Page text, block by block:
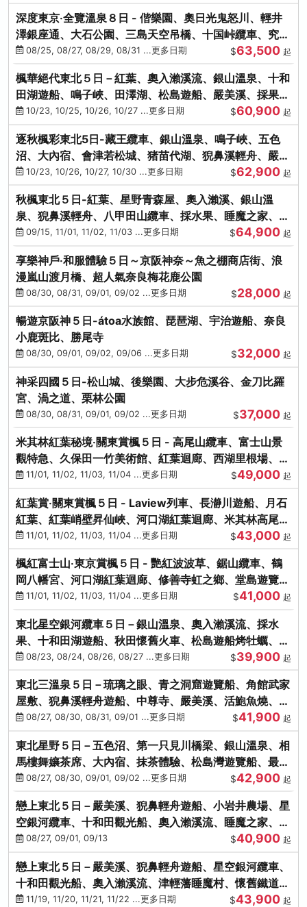
深度東京‧全覽溫泉８日 - 偕樂園、奧日光鬼怒川、輕井
澤銀座通、大石公園、三島天空吊橋、十国峠纜車、究極
海鮮食べ放題
08/25, 08/27, 08/29, 08/31 ...更多日期 $63,500 起
楓華絕代東北５日－紅葉、奧入瀨溪流、銀山溫泉、十和
田湖遊船、鳴子峽、田澤湖、松島遊船、嚴美溪、採果烤
牡蠣10/23, 10/25, 10/26, 10/27 ...更多日期 $60,900 起
逐秋楓彩東北5日-藏王纜車、銀山溫泉、鳴子峽、五色
沼、大內宿、會津若松城、猪苗代湖、猊鼻溪輕舟、嚴美
溪、松島海灣遊船
10/23, 10/26, 10/27, 10/30 ...更多日期 $62,900 起
秋楓東北５日-紅葉、星野青森屋、奧入瀨溪、銀山溫
泉、猊鼻溪輕舟、八甲田山纜車、採水果、睡魔之家、法
式料理(不進免稅店)
09/15, 11/01, 11/02, 11/03 ...更多日期 $64,900 起
享樂神戶‧和服體驗５日～京阪神奈～魚之棚商店街、浪
漫嵐山渡月橋、超人氣奈良梅花鹿公園
08/30, 08/31, 09/01, 09/02 ...更多日期 $28,000 起
暢遊京阪神５日-átoa水族館、琵琶湖、宇治遊船、奈良
小鹿斑比、勝尾寺
08/30, 09/01, 09/02, 09/06 ...更多日期 $32,000 起
神采四國５日-松山城、後樂園、大步危溪谷、金刀比羅
宮、渦之道、栗林公園
08/30, 08/31, 09/01, 09/02 ...更多日期 $37,000 起
米其林紅葉秘境‧關東賞楓５日 - 高尾山纜車、富士山景
觀特急、久保田一竹美術館、紅葉迴廊、西湖里根場、銀
杏大道
11/01, 11/02, 11/03, 11/04 ...更多日期 $49,000 起
紅葉賞‧關東賞楓５日 - Laview列車、長瀞川遊船、月石
紅葉、紅葉峭壁昇仙峽、河口湖紅葉迴廊、米其林高尾
山、海鮮盛宴
11/01, 11/02, 11/03, 11/04 ...更多日期 $43,000 起
楓紅富士山‧東京賞楓５日 - 艷紅波波草、鋸山纜車、鶴
岡八幡宮、河口湖紅葉迴廊、修善寺虹之鄉、堂島遊覽
船、熱海梅園
11/01, 11/02, 11/03, 11/04 ...更多日期 $41,000 起
東北星空銀河纜車５日－銀山溫泉、奧入瀨溪流、採水
果、十和田湖遊船、秋田懷舊火車、松島遊船烤牡蠣、嚴
美溪、螃蟹本家
08/23, 08/24, 08/26, 08/27 ...更多日期 $39,900 起
東北三溫泉５日－琉璃之眼、青之洞窟遊覽船、角館武家
屋敷、猊鼻溪輕舟遊船、中尊寺、嚴美溪、活鮑魚燒、烤
牡蠣、握壽司體驗
08/27, 08/30, 08/31, 09/01 ...更多日期 $41,900 起
東北星野５日－五色沼、第一只見川橋梁、銀山溫泉、相
馬樓舞孃茶席、大內宿、抹茶體驗、松島灣遊覽船、最上
川輕舟、螃蟹御膳
08/27, 08/30, 09/01, 09/02 ...更多日期 $42,900 起
戀上東北５日－嚴美溪、猊鼻輕舟遊船、小岩井農場、星
空銀河纜車、十和田觀光船、奧入瀨溪流、睡魔之家、朱
紅社殿（仙台／青森）
08/27, 09/01, 09/13 $40,900 起
戀上東北５日－嚴美溪、猊鼻輕舟遊船、星空銀河纜車、
十和田觀光船、奧入瀨溪流、津輕藩睡魔村、懷舊鐵道
（青森／仙台）
11/19, 11/20, 11/21, 11/22 ...更多日期 $43,900 起